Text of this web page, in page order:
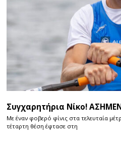
Συγχαρητήρια Νίκο!
Με έναν φοβερό φίνις στα τελευταία
τέταρτη θέση έφτασε στη